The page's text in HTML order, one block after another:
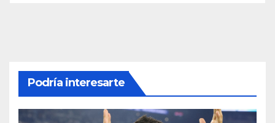
Podría interesarte